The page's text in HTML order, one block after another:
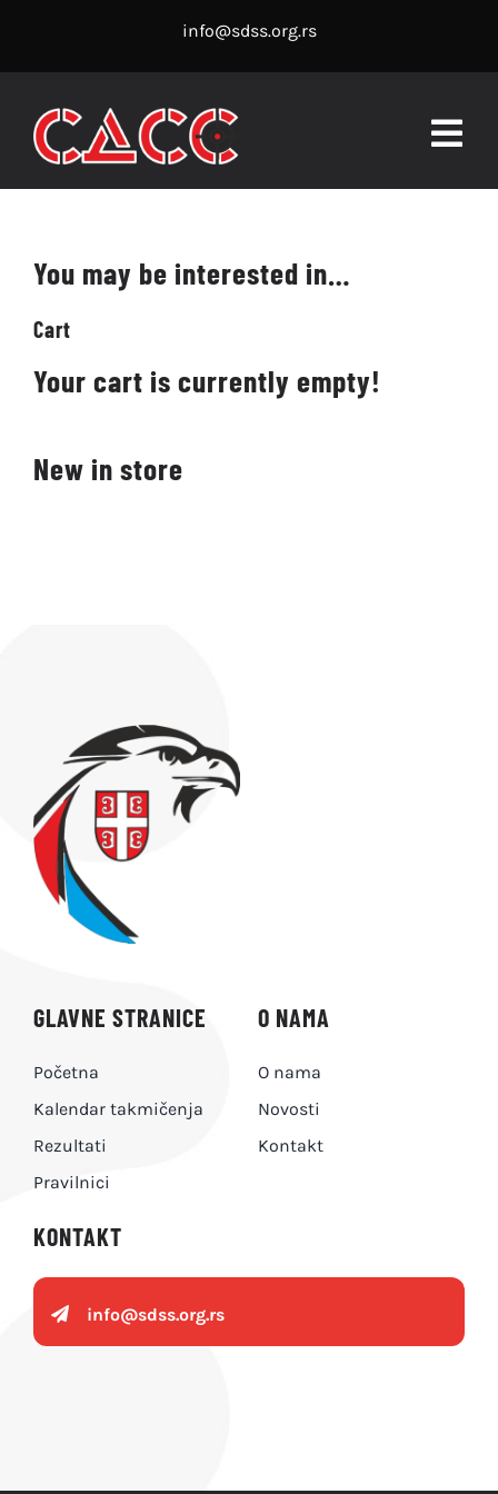
content
info@sdss.org.rs
KALENDAR TAKMIČENJA
REZULTATI
GODIŠNJI PLASMAN
You may be interested in…
Cart
Your cart is currently empty!
New in store
GLAVNE STRANICE
Početna
Kalendar takmičenja
Rezultati
Pravilnici
O NAMA
O nama
Novosti
Kontakt
KONTAKT
info@sdss.org.rs